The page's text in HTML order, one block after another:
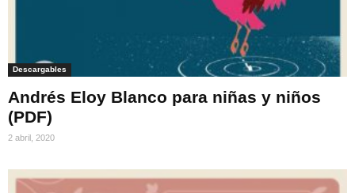
Descargables
Andrés Eloy Blanco para niñas y niños
(PDF)
2 abril, 2020